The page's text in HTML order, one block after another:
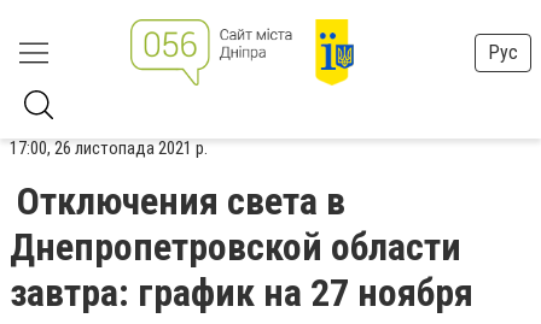
Рус
17:00, 26 листопада 2021 р.
Отключения света в
Днепропетровской области
завтра: график на 27 ноября